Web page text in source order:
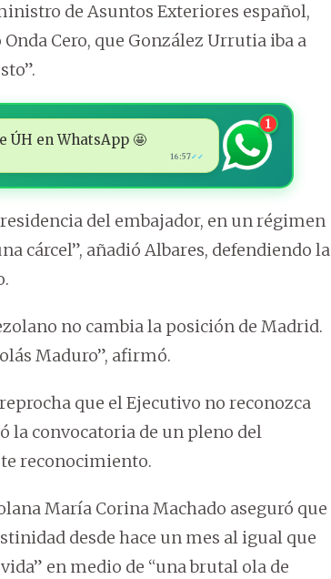
de Asuntos Exteriores español,
Cero, que González Urrutia iba a
ÚH en WhatsApp 🤩
16:57✓✓
1
del embajador, en un régimen
cárcel”, añadió Albares, defendiendo la
no cambia la posición de Madrid.
Maduro”, afirmó.
que el Ejecutivo no reconozca
la convocatoria de un pleno del
reconocimiento.
María Corina Machado aseguró que
desde hace un mes al igual que
en medio de “una brutal ola de